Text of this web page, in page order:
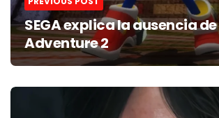
SEGA explica la ausencia
Adventure 2